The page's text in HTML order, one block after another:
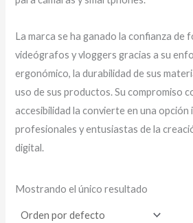
La marca se ha ganado la confianza de
videógrafos y vloggers gracias a su
ergonómico, la durabilidad de sus
uso de sus productos. Su compromiso
accesibilidad la convierte en una opción
profesionales y entusiastas de la
digital.
Mostrando el único resultado